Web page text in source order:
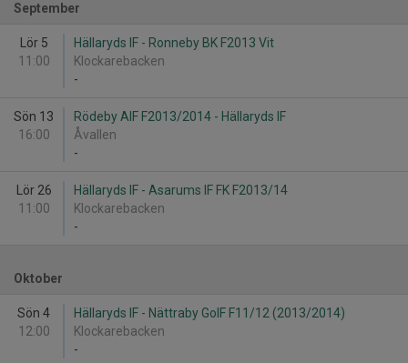
September
Lör 5
11:00
Hällaryds IF - Ronneby BK F2013 Vit
Klockarebacken
-
Sön 13
16:00
Rödeby AIF F2013/2014 - Hällaryds IF
Åvallen
-
Lör 26
11:00
Hällaryds IF - Asarums IF FK F2013/14
Klockarebacken
-
Oktober
Sön 4
12:00
Hällaryds IF - Nättraby GoIF F11/12 (2013/2014)
Klockarebacken
-